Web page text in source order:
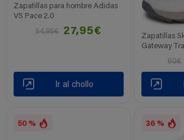
Zapatillas para hombre Adidas
VS Pace 2.0
54,95€
27,95€
Ir al chollo
Zapatillas
Gateway
60€
50 % 36 %